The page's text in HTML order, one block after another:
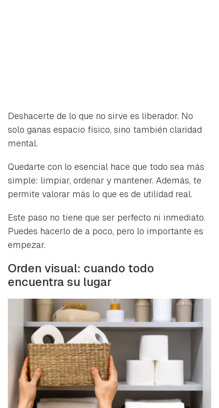
Deshacerte de lo que no sirve es liberador. No
solo ganas espacio físico, sino también claridad
mental.
Quedarte con lo esencial hace que todo sea más
simple: limpiar, ordenar y mantener. Además, te
permite valorar más lo que es de utilidad real.
Este paso no tiene que ser perfecto ni inmediato.
Puedes hacerlo de a poco, pero lo importante es
empezar.
Orden visual: cuando todo
encuentra su lugar